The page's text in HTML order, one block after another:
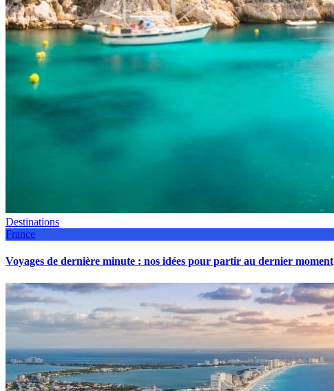
Destinations
France
Voyages de dernière minute : nos idées pour partir au dernier moment